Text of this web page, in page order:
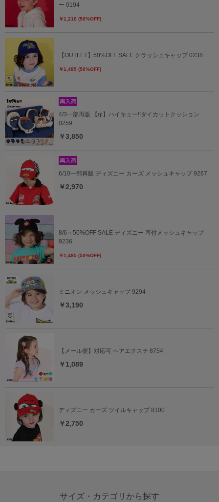
ー 0194
￥1,210 (50%OFF)
【OUTLET】50%OFF SALE クラッシュキャップ 0238
￥1,485 (50%OFF)
4/3一部再販 【qt】ハイキュー!!ダイカットクッション
0259
￥3,850
6/10一部再販 ディズニー カーズ メッシュキャップ 9267
￥2,970
8/6～50%OFF SALE ディズニー 耳付メッシュキャップ
9236
￥1,485 (50%OFF)
ミニオン メッシュキャップ 9294
￥3,190
【メール便】対応可 ヘアエクステ 8754
￥1,089
ディズニー カーズ ツイルキャップ 8100
￥2,750
サイズ・カテゴリから探す